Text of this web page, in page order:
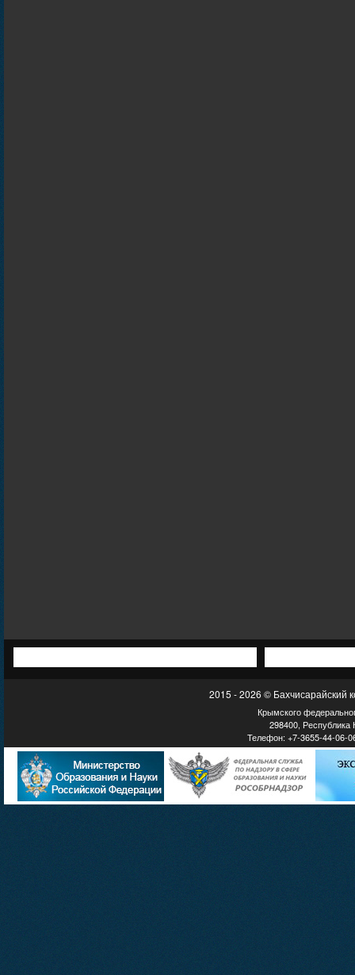
2015 - 2026 © Бахчисарайский
Крымского
298400, Республика
Телефон: +7-3655-44-06-